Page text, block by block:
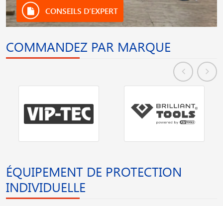
CONSEILS D’EXPERT
COMMANDEZ PAR MARQUE
ÉQUIPEMENT DE PROTECTION
INDIVIDUELLE